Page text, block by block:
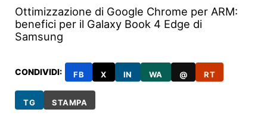
Ottimizzazione di Google Chrome per ARM:
benefici per il Galaxy Book 4 Edge di
Samsung
CONDIVIDI: FB X IN WA @ RT
TG STAMPA